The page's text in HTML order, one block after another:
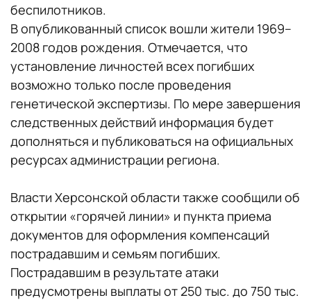
беспилотников.
В опубликованный список вошли жители 1969–
2008 годов рождения. Отмечается, что
установление личностей всех погибших
возможно только после проведения
генетической экспертизы. По мере завершения
следственных действий информация будет
дополняться и публиковаться на официальных
ресурсах администрации региона.
Власти Херсонской области также сообщили об
открытии «горячей линии» и пункта приема
документов для оформления компенсаций
пострадавшим и семьям погибших.
Пострадавшим в результате атаки
предусмотрены выплаты от 250 тыс. до 750 тыс.